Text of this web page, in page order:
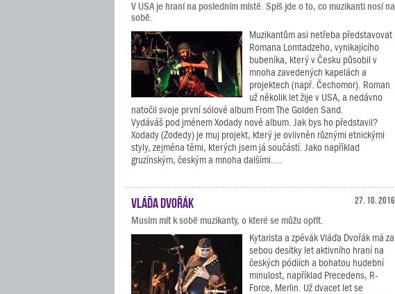
V USA je hraní na posledním místě. Spíš jde o to, co muzikanti nosí na
sobě.
Muzikantům asi netřeba představovat
Romana Lomtadzeho, vynikajícího
bubeníka, který v Česku působil v
mnoha zavedených kapelách a
projektech (např. Čechomor). Roman
už několik let žije v USA, a nedávno
natočil svoje první sólové album From The Golden Sand.
Vydáváš pod jménem Xodady nové album. Jak bys ho představil?
Xodady (Zodedy) je muj projekt, který je ovlivněn různými etnickými
styly, zejména těmi, kterých jsem já součástí. Jako například
gruzínským, českým a mnoha dalšími....
27. 10. 2016
Vláďa Dvořák
Musím mít k sobě muzikanty, o které se můžu opřít.
Kytarista a zpěvák Vláďa Dvořák má za
sebou desítky let aktivního hraní na
českých pódiích a bohatou hudební
minulost, například Precedens, R-
Force, Merlin. Už dvacet let se